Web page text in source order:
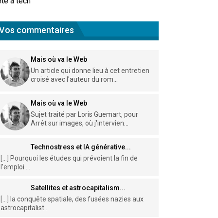
commentaires
Mais où va le Web
Un article qui donne lieu à cet entretien
croisé avec l'auteur du rom...
Mais où va le Web
Sujet traité par Loris Guemart, pour
Arrêt sur images, où j'intervien...
Technostress et IA générative...
[…] Pourquoi les études qui prévoient la fin de
l’emploi ...
Satellites et astrocapitalism...
[…] la conquête spatiale, des fusées nazies aux
astrocapitalist...